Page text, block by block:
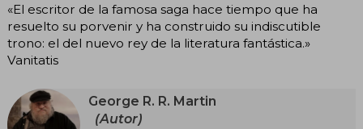
«El escritor de la famosa saga hace tiempo que ha
resuelto su porvenir y ha construido su indiscutible
trono: el del nuevo rey de la literatura fantástica.»
Vanitatis
George R. R. Martin
(Autor)